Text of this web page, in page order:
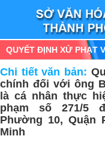
QUYẾT ĐỊNH XỬ PHẠT
Chi tiết văn bản:
chính đối với ông
là cá nhân thực
phạm số 271/5
Phường 10, Quận
Minh